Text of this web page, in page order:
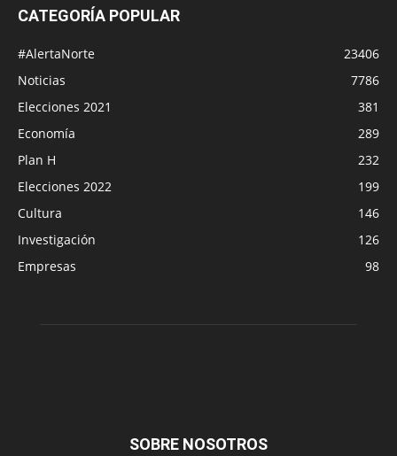
CATEGORÍA POPULAR
#AlertaNorte
23406
Noticias
7786
Elecciones 2021
381
Economía
289
Plan H
232
Elecciones 2022
199
Cultura
146
Investigación
126
Empresas
98
SOBRE NOSOTROS